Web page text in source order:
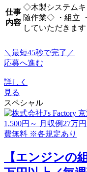
仕事
内容
◇木製システムキ
随作業◇ ・組立
していただきま
＼最短45秒で完了／
応募へ進む
詳しく
見る
スペシャル
【エンジンの